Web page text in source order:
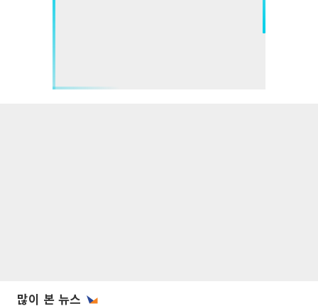
많이 본 뉴스